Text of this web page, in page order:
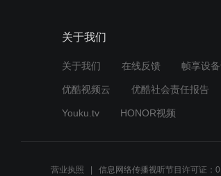
关于我们
关于我们 在线反馈 帧享设
优酷视频云 优酷社会责任报告
Youku.tv HONOR视频
营业执照 信息网络传播视听节目许可证：